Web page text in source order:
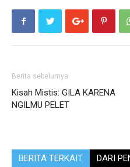
Berita sebelumya
Kisah Mistis: GILA KARENA
NGILMU PELET
BERITA TERKAIT DARI